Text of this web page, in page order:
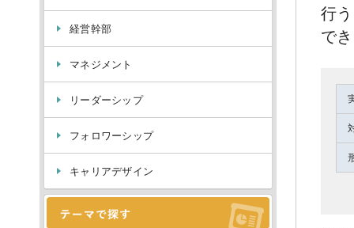
経営幹部
マネジメント
リーダーシップ
フォロワーシップ
キャリアデザイン
行
で